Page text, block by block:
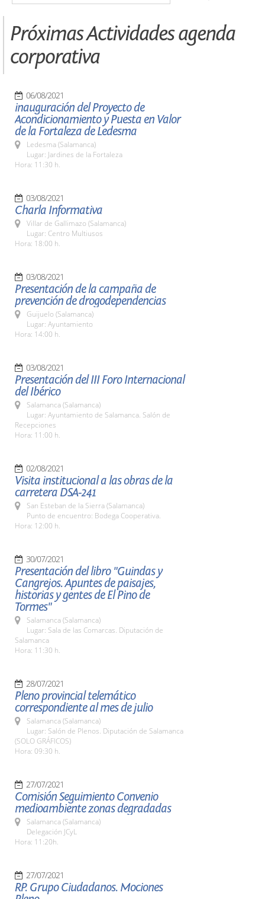
Próximas Actividades agenda
corporativa
06/08/2021
inauguración del Proyecto de
Acondicionamiento y Puesta en Valor
de la Fortaleza de Ledesma
Ledesma (Salamanca)
Lugar: Jardines de la Fortaleza
Hora: 11:30 h.
03/08/2021
Charla Informativa
Villar de Gallimazo (Salamanca)
Lugar: Centro Multiusos
Hora: 18:00 h.
03/08/2021
Presentación de la campaña de
prevención de drogodependencias
Guijuelo (Salamanca)
Lugar: Ayuntamiento
Hora: 14:00 h.
03/08/2021
Presentación del III Foro Internacional
del Ibérico
Salamanca (Salamanca)
Lugar: Ayuntamiento de Salamanca. Salón de
Recepciones
Hora: 11:00 h.
02/08/2021
Visita institucional a las obras de la
carretera DSA-241
San Esteban de la Sierra (Salamanca)
Punto de encuentro: Bodega Cooperativa.
Hora: 12:00 h.
30/07/2021
Presentación del libro "Guindas y
Cangrejos. Apuntes de paisajes,
historias y gentes de El Pino de
Tormes"
Salamanca (Salamanca)
Lugar: Sala de las Comarcas. Diputación de
Salamanca
Hora: 11:30 h.
28/07/2021
Pleno provincial telemático
correspondiente al mes de julio
Salamanca (Salamanca)
Lugar: Salón de Plenos. Diputación de Salamanca
(SOLO GRÁFICOS)
Hora: 09:30 h.
27/07/2021
Comisión Seguimiento Convenio
medioambiente zonas degradadas
Salamanca (Salamanca)
Delegación JCyL
Hora: 11:20h.
27/07/2021
RP. Grupo Ciudadanos. Mociones